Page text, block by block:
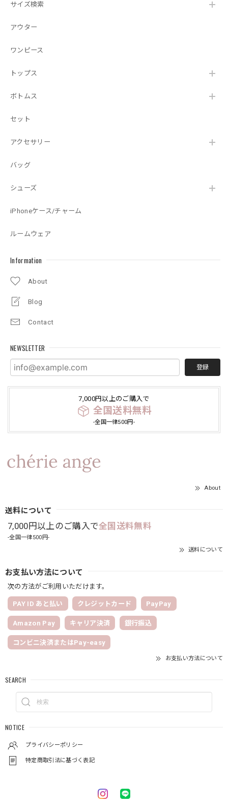
サイズ検索
アウター
ワンピース
トップス
ボトムス
セット
アクセサリー
バッグ
シューズ
iPhoneケース/チャーム
ルームウェア
Information
About
Blog
Contact
NEWSLETTER
登録
7,000円以上のご購入で
全国送料無料
-全国一律500円-
About
送料について
7,000円以上のご購入で全国送料無料
-全国一律500円-
送料について
お支払い方法について
次の方法がご利用いただけます。
PAY ID あと払い クレジットカード PayPay
Amazon Pay キャリア決済 銀行振込
コンビニ決済またはPay-easy
お支払い方法について
SEARCH
NOTICE
プライバシーポリシー
特定商取引法に基づく表記